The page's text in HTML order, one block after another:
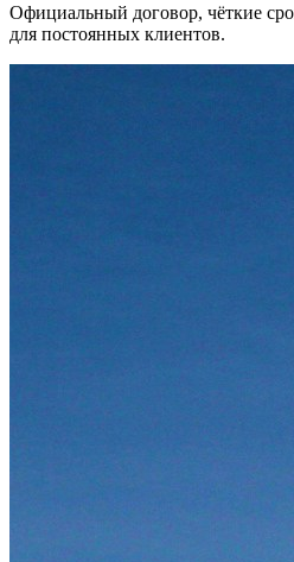
Официальный договор, чёткие
для постоянных клиентов.